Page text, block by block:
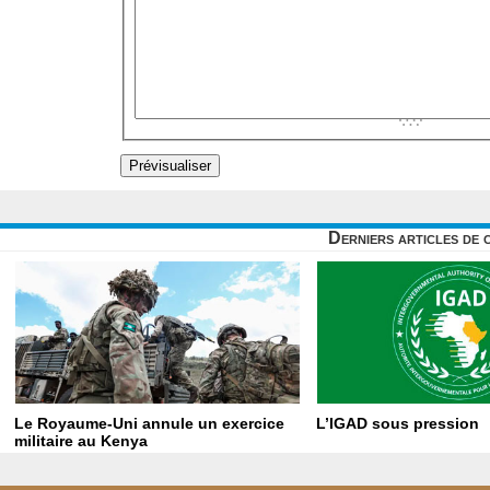
Derniers articles de
Le Royaume-Uni annule un exercice
militaire au Kenya
L’IGAD sous pression